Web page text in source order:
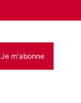
Je m'abonne